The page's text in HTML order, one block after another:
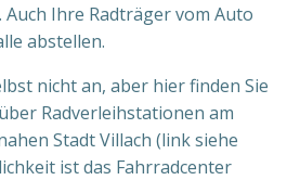
Ihre Radträger vom Auto
abstellen.
nicht an, aber hier finden Sie
Radverleihstationen am
Stadt Villach (link siehe
ist das Fahrradcenter